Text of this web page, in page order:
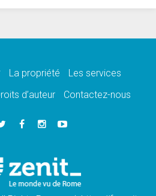
de paix et de dignité humaine»
Pape en Uruguay renforcera
en Ukraine: «Il est inquiétant
Pérou, une lueur d'espoir pour
en quête de paix
La propriété
Les services
d’auteur Contactez-nous